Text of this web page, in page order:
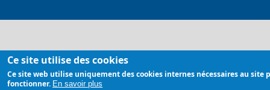
Ce site utilise des cookies
Ce site web utilise uniquement des cookies internes nécessaires au site
fonctionner. En savoir plus